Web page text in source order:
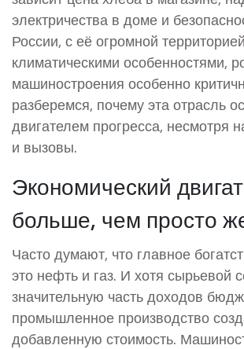
электричества в доме и
России, с её огромной
климатическими особенностями,
машиностроения особенно
разберемся, почему эта отрасль
двигателем прогресса, несмотря
и вызовы.
Экономический
больше, чем просто
Часто думают, что главное
это нефть и газ. И хотя сырьевой
значительную часть доходов
промышленное производство
добавленную стоимость.